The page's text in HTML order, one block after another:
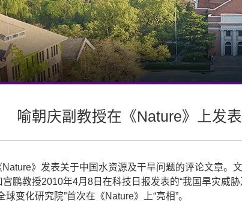
喻朝庆副教授在《Nature》上发
》发表关于中国水资源及干旱问题的评论文章。
鹏教授2010年4月8日在科技日报发表的“我国旱灾威
变化研究院”首次在《Nature》上“亮相”。